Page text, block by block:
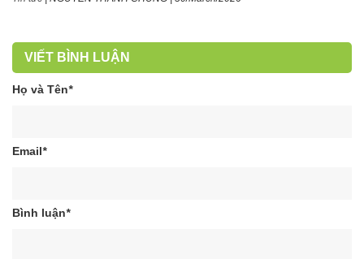
VIẾT BÌNH LUẬN
Họ và Tên*
Email*
Bình luận*